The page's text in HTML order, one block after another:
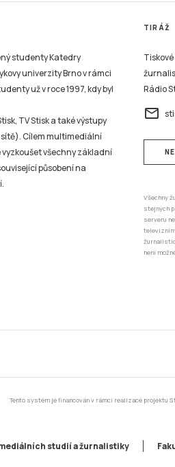
studenty Katedry
univerzity Brno v rámci
už v roce 1997, kdy byl
TV Stisk a také výstupy
Cílem multimediální
všechny základní
působení na
TIRÁŽ
Rádio
email
Všechny
stejných
serveru
není
Tento systém je financován v rámci realizace
studií a žurnalistiky